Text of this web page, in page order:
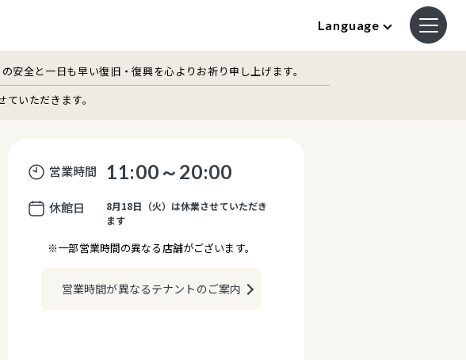
Language
安全と一日も早い復旧・復興を心よりお祈り申し上げます。
いただきます。
営業時間 11:00～20:00
休館日
8月18日（火）は休業させていただき
ます
※一部営業時間の異なる店舗がございます。
営業時間が異なるテナントのご案内